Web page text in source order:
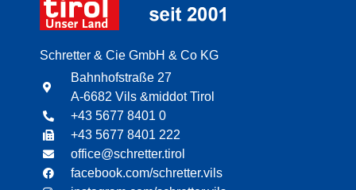
Schretter & Cie GmbH & Co KG
Bahnhofstraße 27
A-6682 Vils &middot Tirol
+43 5677 8401 0
+43 5677 8401 222
office@schretter.tirol
facebook.com/schretter.vils